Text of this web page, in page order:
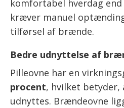
komfortabel hverdag
kræver manuel
tilførsel af brænde.
Bedre udnyttelse af
Pilleovne har en
procent, hvilket
udnyttes. Brændeovne